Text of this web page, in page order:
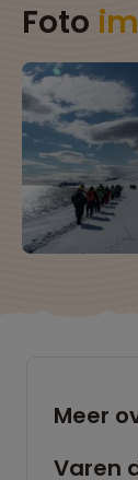
Foto
Meer
Varen